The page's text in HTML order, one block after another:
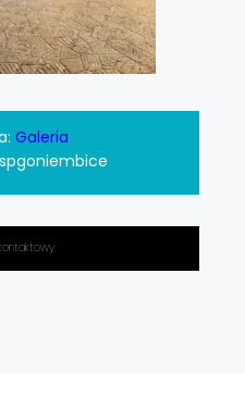
Galeria